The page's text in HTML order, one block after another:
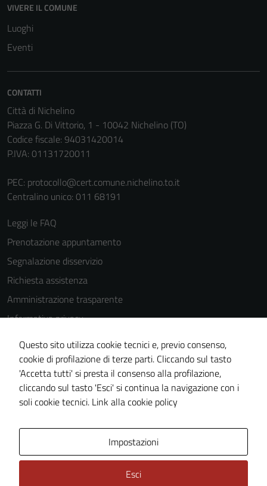
VIVERE IL COMUNE
Luoghi
Eventi
CONTATTI
Città di Nichelino
Piazza G. Di Vittorio, 1 - 10042 Nichelino (TO)
Codice fiscale: 94031420014
P.IVA: 01131720011
PEC: protocollo@cert.comune.nichelino.to.it
Centralino unico: 011 68191
Leggi le FAQ
Prenotazione appuntamento
Segnalazione disservizio
Richiesta assistenza
Amministrazione trasparente
Informativa privacy
Note legali
Dichiarazione di accessibilità
Piano di miglioramento del sito
Questo sito utilizza cookie tecnici e, previo consenso,
cookie di profilazione di terze parti. Cliccando sul tasto
'Accetta tutti' si presta il consenso alla profilazione,
cliccando sul tasto 'Esci' si continua la navigazione con i
soli cookie tecnici. Link alla cookie policy
Impostazioni
Esci